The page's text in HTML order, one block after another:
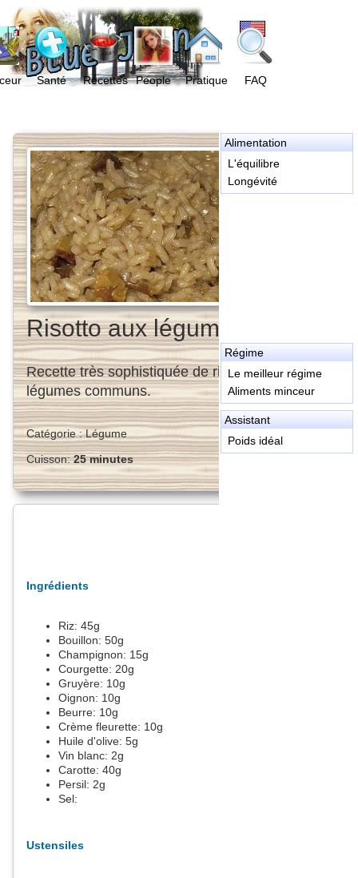
Santé Recettes People Pratique FAQ
Alimentation
L'équilibre
Longévité
Régime
Le meilleur régime
Aliments minceur
Assistant
Poids idéal
Risotto aux légumes
Recette très sophistiquée de riz avec des
légumes communs.
Catégorie :Légume
Cuisson:25 minutes
Ingrédients
Riz: 45g
Bouillon: 50g
Champignon: 15g
Courgette: 20g
Gruyère: 10g
Oignon: 10g
Beurre: 10g
Crème fleurette: 10g
Huile d'olive: 5g
Vin blanc: 2g
Carotte: 40g
Persil: 2g
Sel:
Ustensiles